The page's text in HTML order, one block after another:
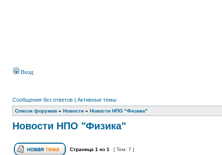
Вход
Сообщения без ответов | Активные темы
Список форумов » Новости » Новости НПО "Физика"
Новости НПО "Физика"
Страница 1 из 1 [ Тем: 7 ]